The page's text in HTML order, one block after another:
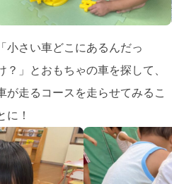
「小さい車どこにあるんだっ
？」とおもちゃの車を探して、
が走るコースを走らせてみるこ
に！